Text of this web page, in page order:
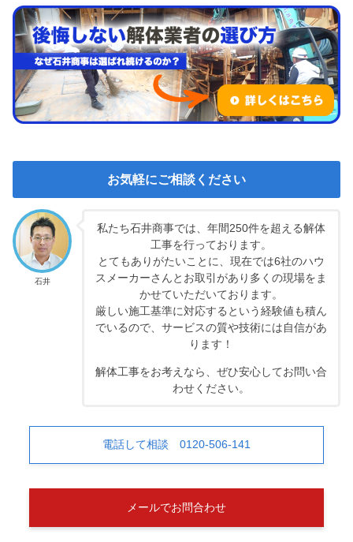
お気軽にご相談ください
石井
私たち石井商事では、年間250件を超える解体
工事を行っております。
とてもありがたいことに、現在では6社のハウ
スメーカーさんとお取引があり多くの現場をま
かせていただいております。
厳しい施工基準に対応するという経験値も積ん
でいるので、サービスの質や技術には自信があ
ります！
解体工事をお考えなら、ぜひ安心してお問い合
わせください。
電話して相談 0120-506-141
メールでお問合わせ